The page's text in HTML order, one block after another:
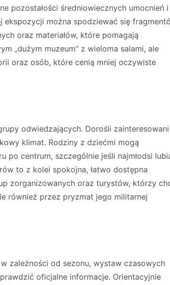
pozostałości średniowiecznych umocnień i
ekspozycji można spodziewać się
oraz materiałów, które pomagają
„dużym muzeum” z wieloma salami, ale
oraz osób, które cenią mniej oczywiste
odwiedzających. Dorośli zainteresowani
klimat. Rodziny z dziećmi mogą
centrum, szczególnie jeśli najmłodsi
to z kolei spokojna, łatwo dostępna
zorganizowanych oraz turystów, którzy
również przez pryzmat jego militarnej
zależności od sezonu, wystaw czasowych
oficjalne informacje. Orientacyjnie